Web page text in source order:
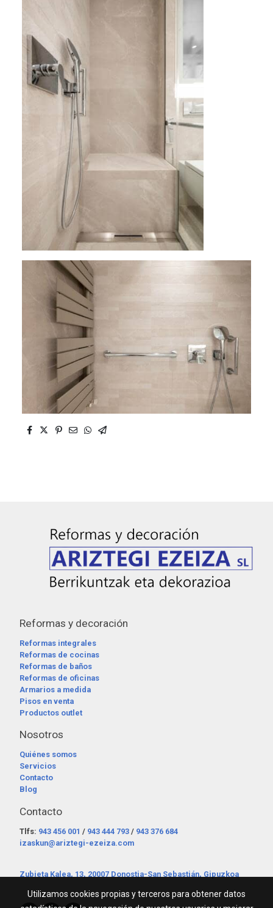
Reformas y decoración
Reformas integrales
Reformas de cocinas
Reformas de baños
Reformas de oficinas
Armarios a medida
Pisos en venta
Productos outlet
Nosotros
Quiénes somos
Servicios
Contacto
Blog
Contacto
Tlfs: 943 456 001 / 943 444 793 / 943 376 684
izaskun@ariztegi-ezeiza.com
Zubieta Kalea, 13, 20007 Donostia-San Sebastián, Gipuzkoa
Utilizamos cookies propias y terceros para obtener datos